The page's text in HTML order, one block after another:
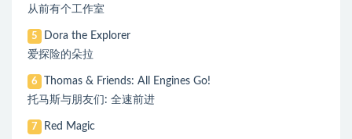
从前有个工作室
5
Dora the Explorer
爱探险的朵拉
6
Thomas & Friends: All Engines Go!
托马斯与朋友们: 全速前进
7
Red Magic